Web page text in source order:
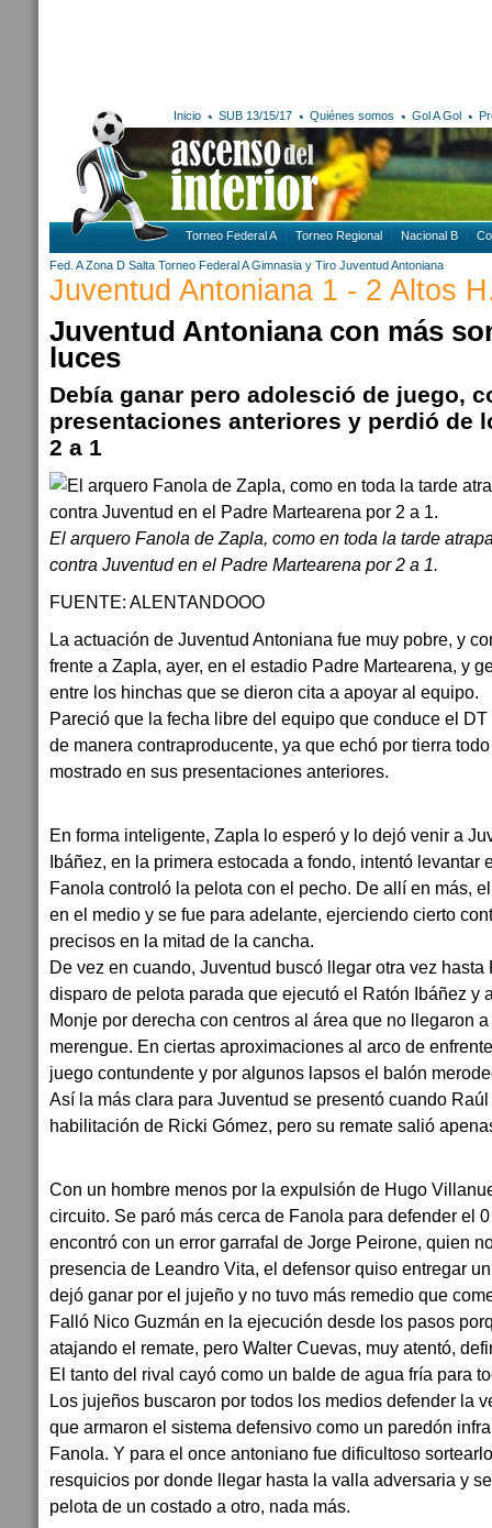
Inicio SUB 13/15/17 Quiénes somos Gol A Gol
Torneo Federal A Torneo Regional Nacional B
Fed. A Zona D Salta Torneo Federal A Gimnasia y Tiro Juventud Antoniana
Juventud Antoniana 1 - 2 Altos
Juventud Antoniana con más
luces
Debía ganar pero adolesció de juego,
presentaciones anteriores y perdió de
2 a 1
El arquero Fanola de Zapla, como en toda la tarde
contra Juventud en el Padre Martearena por 2 a 1.
FUENTE: ALENTANDOOO
La actuación de Juventud Antoniana fue muy pobre, y
frente a Zapla, ayer, en el estadio Padre Martearena, y
entre los hinchas que se dieron cita a apoyar al equipo.
Pareció que la fecha libre del equipo que conduce el
de manera contraproducente, ya que echó por tierra
mostrado en sus presentaciones anteriores.
En forma inteligente, Zapla lo esperó y lo dejó venir a
Ibáñez, en la primera estocada a fondo, intentó levantar
Fanola controló la pelota con el pecho. De allí en más,
en el medio y se fue para adelante, ejerciendo cierto
precisos en la mitad de la cancha.
De vez en cuando, Juventud buscó llegar otra vez
disparo de pelota parada que ejecutó el Ratón Ibáñez y
Monje por derecha con centros al área que no llegaron
merengue. En ciertas aproximaciones al arco de
juego contundente y por algunos lapsos el balón
Así la más clara para Juventud se presentó cuando
habilitación de Ricki Gómez, pero su remate salió
Con un hombre menos por la expulsión de Hugo
circuito. Se paró más cerca de Fanola para defender el
encontró con un error garrafal de Jorge Peirone, quien
presencia de Leandro Vita, el defensor quiso entregar
dejó ganar por el jujeño y no tuvo más remedio que
Falló Nico Guzmán en la ejecución desde los pasos
atajando el remate, pero Walter Cuevas, muy atentó,
El tanto del rival cayó como un balde de agua fría para
Los jujeños buscaron por todos los medios defender la
que armaron el sistema defensivo como un paredón
Fanola. Y para el once antoniano fue dificultoso
resquicios por donde llegar hasta la valla adversaria y
pelota de un costado a otro, nada más.